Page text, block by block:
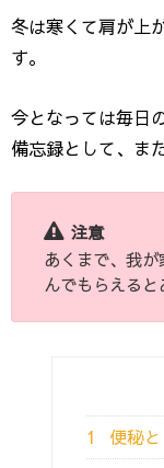
冬は寒くて肩が上
す。
今となっては毎日
備忘録として、ま
注意
あくまで、我
んでもらえる
1
便秘